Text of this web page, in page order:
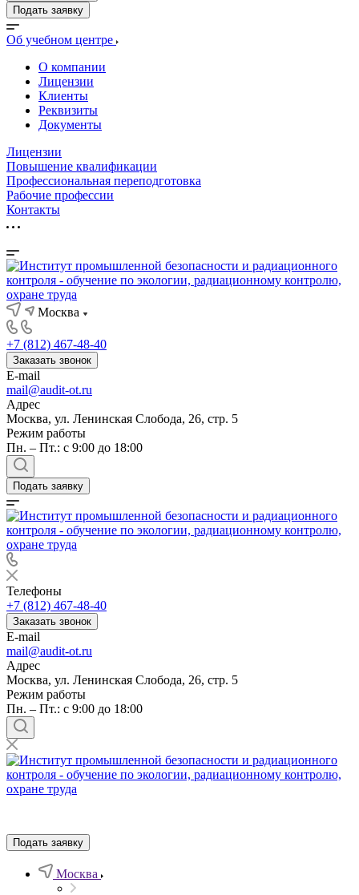
Подать заявку
Об учебном центре
О компании
Лицензии
Клиенты
Реквизиты
Документы
Лицензии
Повышение квалификации
Профессиональная переподготовка
Рабочие профессии
Контакты
Москва
+7 (812) 467-48-40
Заказать звонок
E-mail
mail@audit-ot.ru
Адрес
Москва, ул. Ленинская Слобода, 26, стр. 5
Режим работы
Пн. – Пт.: с 9:00 до 18:00
Подать заявку
Телефоны
+7 (812) 467-48-40
Заказать звонок
E-mail
mail@audit-ot.ru
Адрес
Москва, ул. Ленинская Слобода, 26, стр. 5
Режим работы
Пн. – Пт.: с 9:00 до 18:00
Подать заявку
Москва